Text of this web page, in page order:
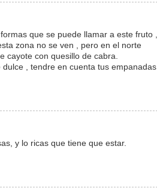
que se puede llamar a este fruto ,
zona no se ven , pero en el norte
cayote con quesillo de cabra.
, tendre en cuenta tus empanadas.
y lo ricas que tiene que estar.